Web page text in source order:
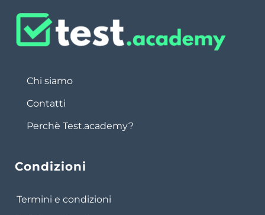
Chi siamo
Contatti
Perchè Test.academy?
Condizioni
Termini e condizioni